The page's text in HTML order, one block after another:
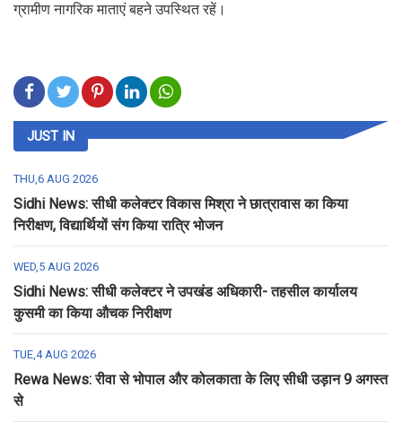
ग्रामीण नागरिक माताएं बहने उपस्थित रहें।
JUST IN
THU,6 AUG 2026
Sidhi News: सीधी कलेक्टर विकास मिश्रा ने छात्रावास का किया
निरीक्षण, विद्यार्थियों संग किया रात्रि भोजन
WED,5 AUG 2026
Sidhi News: सीधी कलेक्टर ने उपखंड अधिकारी- तहसील कार्यालय
कुसमी का किया औचक निरीक्षण
TUE,4 AUG 2026
Rewa News: रीवा से भोपाल और कोलकाता के लिए सीधी उड़ान 9 अगस्त
से